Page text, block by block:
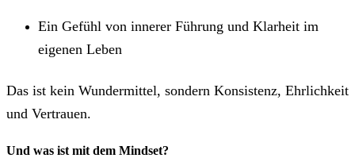
Ein Gefühl von innerer Führung und Klarheit im
eigenen Leben
Das ist kein Wundermittel, sondern Konsistenz, Ehrlichkeit
und Vertrauen.
Und was ist mit dem Mindset?